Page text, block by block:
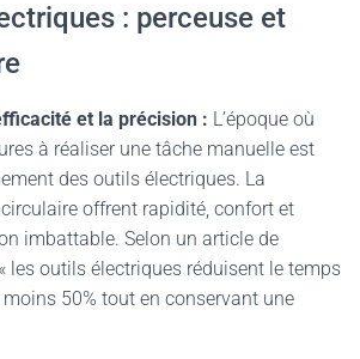
: perceuse et
et la précision : L’époque où
à réaliser une tâche manuelle est
des outils électriques. La
offrent rapidité, confort et
imbattable. Selon un article de
les outils électriques réduisent le temps
50% tout en conservant une